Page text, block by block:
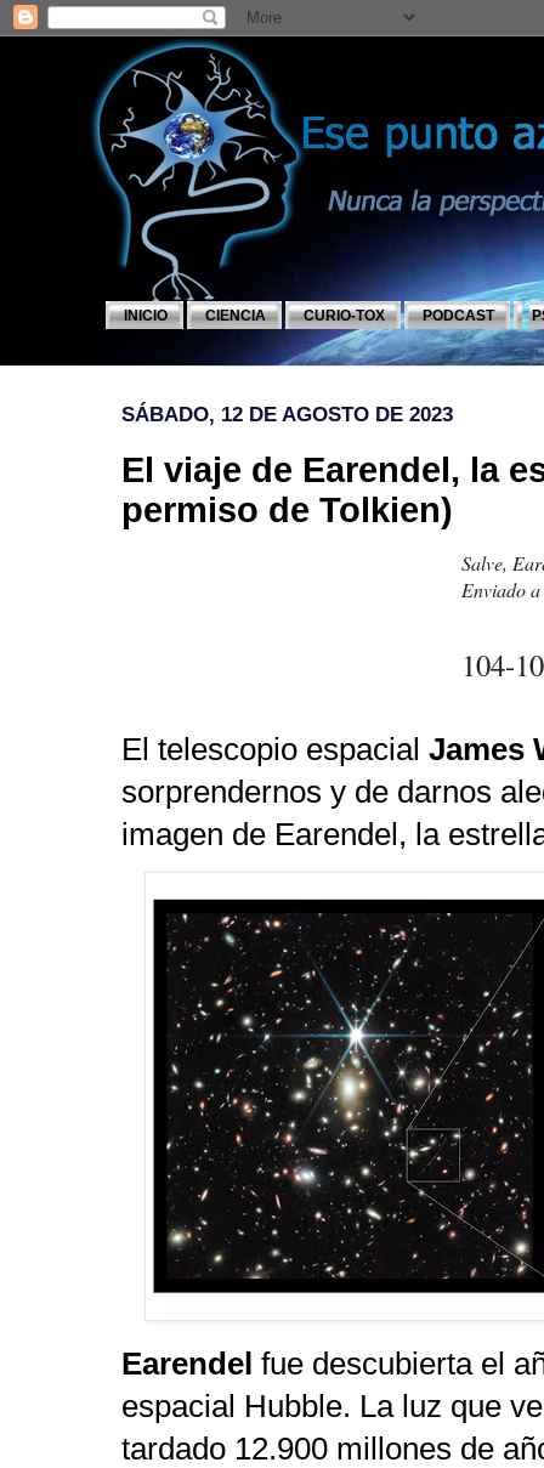
INICIO CIENCIA CURIO-TOX PODCAST
SÁBADO, 12 DE AGOSTO DE 2023
El viaje de Earendel, la
permiso de Tolkien)
Salve,
Enviado
104-
El telescopio espacial James
sorprendernos y de darnos
imagen de Earendel, la
Earendel fue descubierta el
espacial Hubble. La luz que
tardado 12.900 millones de a